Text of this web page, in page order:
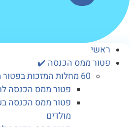
ממס הכנסה ✔️
פטור ממס הכנסה לחולי
פטור ממס הכנסה בעקבות